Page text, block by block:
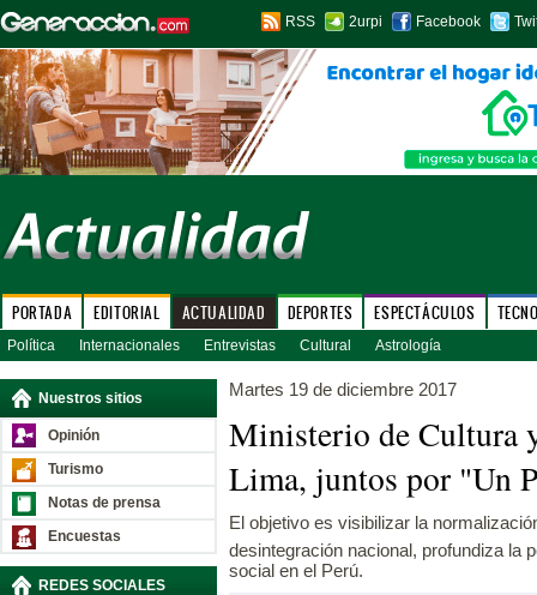
RSS 2urpi Facebook
PORTADA EDITORIAL ACTUALIDAD DEPORTES ESPECTÁCULOS
Política Internacionales Entrevistas Cultural Astrología
Nuestros sitios
Opinión
Turismo
Notas de prensa
Encuestas
REDES SOCIALES
Martes 19 de diciembre 2017
Ministerio de Cultura
Lima, juntos por "Un
El objetivo es visibilizar la
desintegración nacional, profundiza la
social en el Perú.